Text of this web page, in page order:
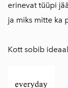
erinevat tüüpi
ja miks mitte ka
Kott sobib